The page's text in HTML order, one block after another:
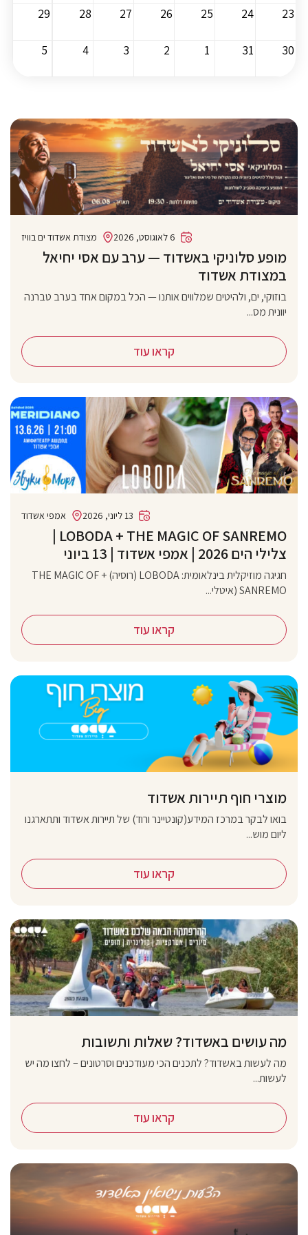
23
24
25
26
27
28
29
30
31
1
2
3
4
5
מצודת אשדוד ים בוויז 6 לאוגוסט, 2026
מופע סלוניקי באשדוד — ערב עם אסי יחיאל
במצודת אשדוד
בוזוקי, ים, ולהיטים שמלווים אותנו — הכל במקום אחד בערב טברנה
יוונית מס...
קראו עוד
אמפי אשדוד 13 ליוני, 2026
‏LOBODA + THE MAGIC OF SANREMO |
צלילי הים 2026 | אמפי אשדוד | 13 ביוני
חגיגה מוזיקלית בינלאומית: LOBODA (רוסיה) + THE MAGIC OF
SANREMO (איטלי...
קראו עוד
מוצרי חוף תיירות אשדוד
בואו לבקר במרכז המידע(קונטיינר ורוד) של תיירות אשדוד ותתארגנו
ליום מוש...
קראו עוד
מה עושים באשדוד? שאלות ותשובות
מה לעשות באשדוד? לתכנים הכי מעודכנים וסרטונים – לחצו מה יש
לעשות...
קראו עוד